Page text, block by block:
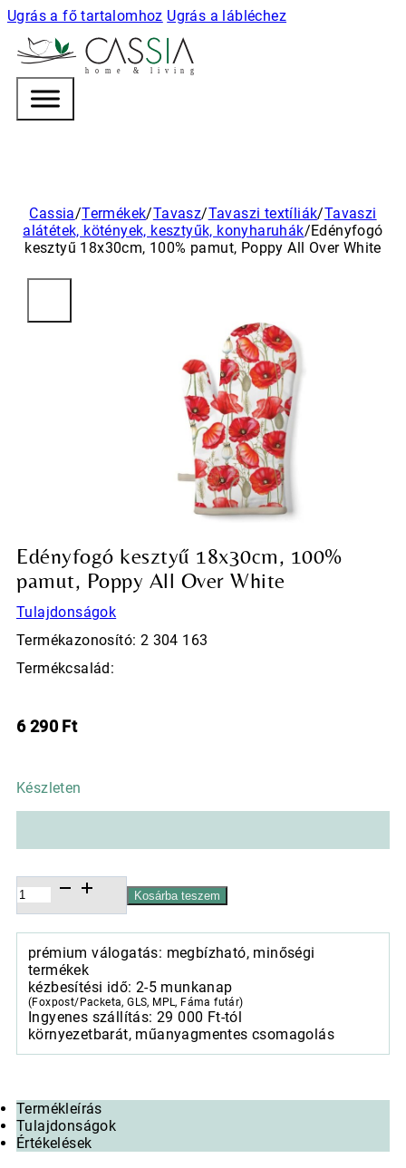
Ugrás a fő tartalomhoz Ugrás a lábléchez
h o m e & l i v i n g
Cassia/Termékek/Tavasz/Tavaszi textíliák/Tavaszi
alátétek, kötények, kesztyűk, konyharuhák/Edényfogó
kesztyű 18x30cm, 100% pamut, Poppy All Over White
Edényfogó kesztyű 18x30cm, 100%
pamut, Poppy All Over White
Tulajdonságok
Termékazonosító: 2 304 163
Termékcsalád:
6 290 Ft
Készleten
Edényfogó
kesztyű
18x30cm,
100%
pamut,
Poppy
All
Over
White
mennyiség
Kosárba teszem
prémium válogatás: megbízható, minőségi
termékek
kézbesítési idő: 2-5 munkanap
(Foxpost/Packeta, GLS, MPL, Fáma futár)
Ingyenes szállítás: 29 000 Ft-tól
környezetbarát, műanyagmentes csomagolás
Termékleírás
Tulajdonságok
Értékelések